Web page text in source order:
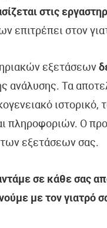
στις
επιτρέπει στον
εξετάσεων
ανάλυσης. Τα
πληροφοριών. Ο
εξετάσεων σας.
σε κάθε σας
με τον γιατρό